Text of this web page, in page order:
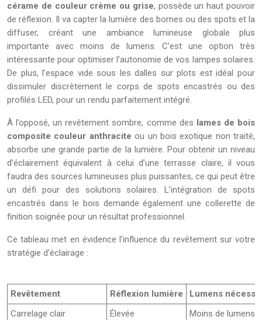
cérame de couleur crème ou grise, possède un haut pouvoir
de réflexion. Il va capter la lumière des bornes ou des spots et la
diffuser, créant une ambiance lumineuse globale plus
importante avec moins de lumens. C’est une option très
intéressante pour optimiser l’autonomie de vos lampes solaires.
De plus, l’espace vide sous les dalles sur plots est idéal pour
dissimuler discrètement le corps de spots encastrés ou des
profilés LED, pour un rendu parfaitement intégré.
À l’opposé, un revêtement sombre, comme des lames de bois
composite couleur anthracite ou un bois exotique non traité,
absorbe une grande partie de la lumière. Pour obtenir un niveau
d’éclairement équivalent à celui d’une terrasse claire, il vous
faudra des sources lumineuses plus puissantes, ce qui peut être
un défi pour des solutions solaires. L’intégration de spots
encastrés dans le bois demande également une collerette de
finition soignée pour un résultat professionnel.
Ce tableau met en évidence l’influence du revêtement sur votre
stratégie d’éclairage :
Revêtement Réflexion lumière
Lumens
Carrelage clair
Élevée
Moins de lumens